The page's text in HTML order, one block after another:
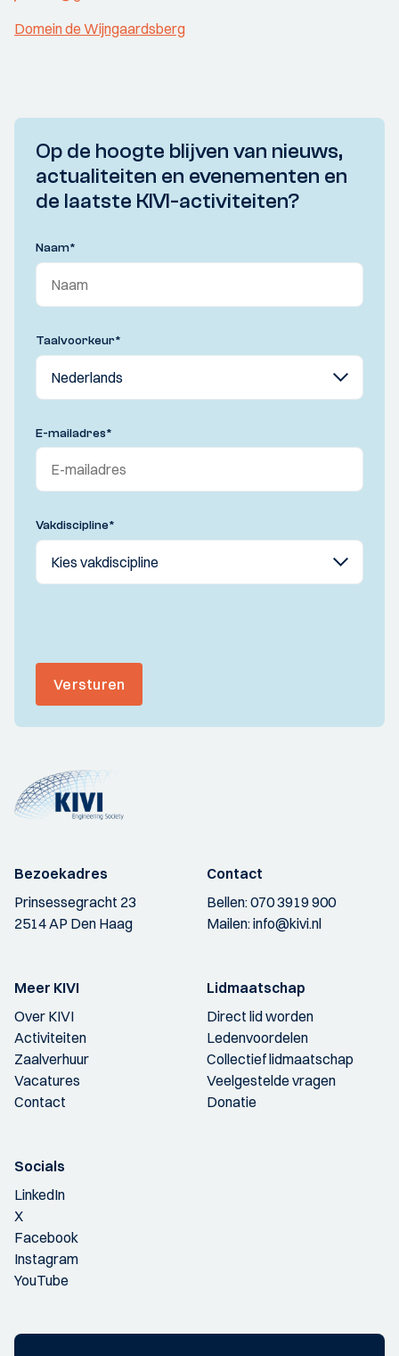
Domein de Wijngaardsberg
Op de hoogte blijven van nieuws,
actualiteiten en evenementen en
de laatste KIVI-activiteiten?
Naam*
Taalvoorkeur*
E-mailadres*
Vakdiscipline*
Versturen
Bezoekadres
Prinsessegracht 23
2514 AP Den Haag
Contact
Bellen:070 3919 900
Mailen:info@kivi.nl
Meer KIVI
Over KIVI
Activiteiten
Zaalverhuur
Vacatures
Contact
Lidmaatschap
Direct lid worden
Ledenvoordelen
Collectief lidmaatschap
Veelgestelde vragen
Donatie
Socials
LinkedIn
X
Facebook
Instagram
YouTube